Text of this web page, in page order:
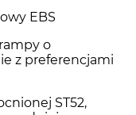
EBS
o
z preferencjami
ST52,